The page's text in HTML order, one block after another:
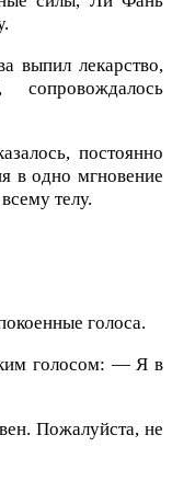
выпил лекарство,
постоянно
в одно мгновение
телу.
голоса.
голосом: — Я в
Пожалуйста, не